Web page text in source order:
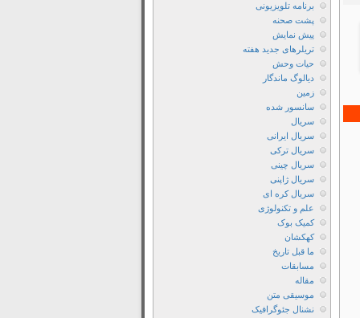
برنامه تلویزیونی
پشت صحنه
پیش نمایش
تریلرهای جدید هفته
حیات وحش
دیالوگ ماندگار
زمین
سانسور شده
سریال
سریال ایرانی
سریال ترکی
سریال چینی
سریال ژاپنی
سریال کره ای
علم و تکنولوژی
کمیک بوک
کهکشان
ما قبل تاریخ
مسابقات
مقاله
موسیقی متن
نشنال جئوگرافیک